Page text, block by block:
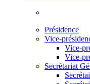
Présidence
Vice-
Vice-
Vice-
Secrétariat